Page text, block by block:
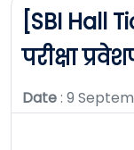
[SBI Hall
परीक्षा
Date: 9